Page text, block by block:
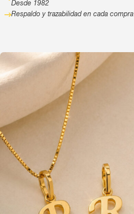
Desde 1982
Respaldo y trazabilidad en cada compra